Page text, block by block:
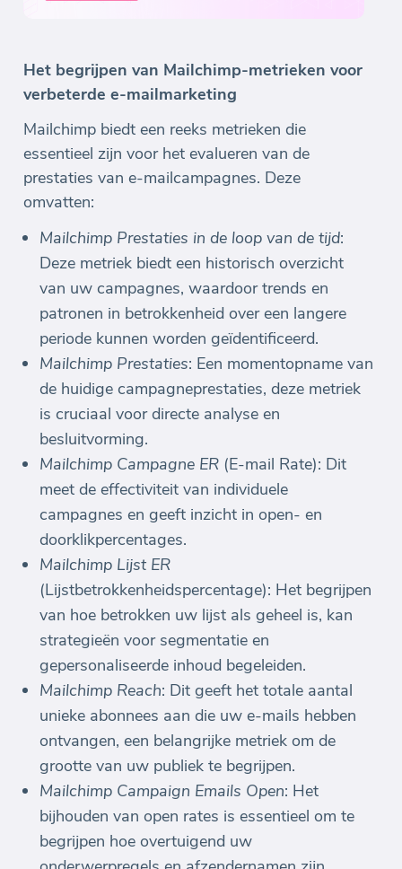
Het begrijpen van Mailchimp-metrieken voor
verbeterde e-mailmarketing
Mailchimp biedt een reeks metrieken die
essentieel zijn voor het evalueren van de
prestaties van e-mailcampagnes. Deze
omvatten:
Mailchimp Prestaties in de loop van de tijd:
Deze metriek biedt een historisch overzicht
van uw campagnes, waardoor trends en
patronen in betrokkenheid over een langere
periode kunnen worden geïdentificeerd.
Mailchimp Prestaties: Een momentopname van
de huidige campagneprestaties, deze metriek
is cruciaal voor directe analyse en
besluitvorming.
Mailchimp Campagne ER (E-mail Rate): Dit
meet de effectiviteit van individuele
campagnes en geeft inzicht in open- en
doorklikpercentages.
Mailchimp Lijst ER
(Lijstbetrokkenheidspercentage): Het begrijpen
van hoe betrokken uw lijst als geheel is, kan
strategieën voor segmentatie en
gepersonaliseerde inhoud begeleiden.
Mailchimp Reach: Dit geeft het totale aantal
unieke abonnees aan die uw e-mails hebben
ontvangen, een belangrijke metriek om de
grootte van uw publiek te begrijpen.
Mailchimp Campaign Emails Open: Het
bijhouden van open rates is essentieel om te
begrijpen hoe overtuigend uw